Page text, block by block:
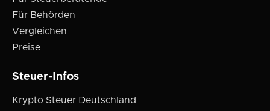
Für Behörden
Vergleichen
Preise
Steuer-Infos
Krypto Steuer Deutschland